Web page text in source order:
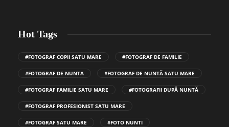
Hot Tags
#FOTOGRAF COPII SATU MARE #FOTOGRAF DE FAMILIE
#FOTOGRAF DE NUNTA #FOTOGRAF DE NUNTĂ SATU MARE
#FOTOGRAF FAMILIE SATU MARE #FOTOGRAFII DUPĂ NUNTĂ
#FOTOGRAF PROFESIONIST SATU MARE
#FOTOGRAF SATU MARE #FOTO NUNTI